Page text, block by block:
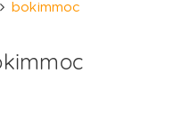
bokimmoc